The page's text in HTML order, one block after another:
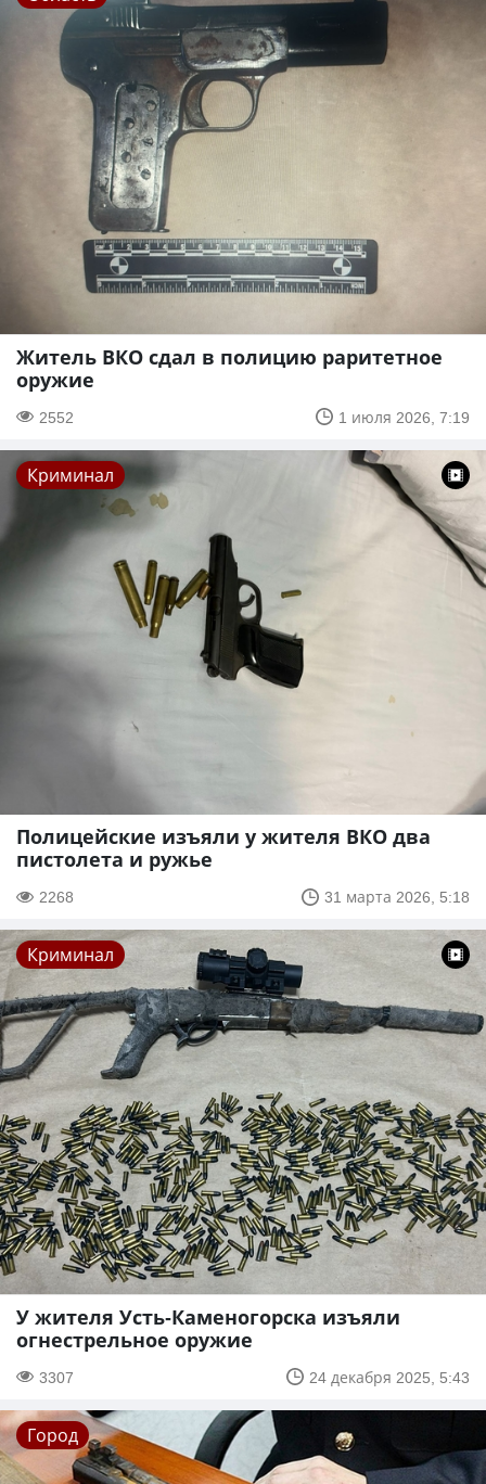
Житель ВКО сдал в полицию раритетное
оружие
2552 1 июля 2026, 7:19
Криминал
Полицейские изъяли у жителя ВКО два
пистолета и ружье
2268 31 марта 2026, 5:18
Криминал
У жителя Усть-Каменогорска изъяли
огнестрельное оружие
3307 24 декабря 2025, 5:43
Город